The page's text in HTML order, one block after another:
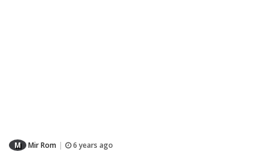
M Mir Rom 6 years ago